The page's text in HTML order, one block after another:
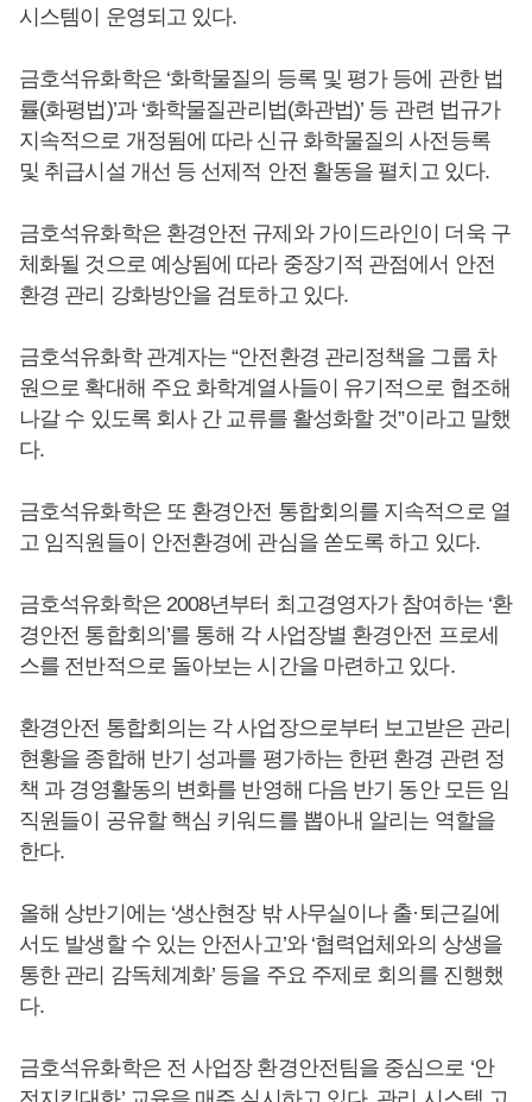
시스템이 운영되고 있다.
금호석유화학은 ‘화학물질의 등록 및 평가 등에 관한 법
률(화평법)’과 ‘화학물질관리법(화관법)’ 등 관련 법규가
지속적으로 개정됨에 따라 신규 화학물질의 사전등록
및 취급시설 개선 등 선제적 안전 활동을 펼치고 있다.
금호석유화학은 환경안전 규제와 가이드라인이 더욱 구
체화될 것으로 예상됨에 따라 중장기적 관점에서 안전
환경 관리 강화방안을 검토하고 있다.
금호석유화학 관계자는 “안전환경 관리정책을 그룹 차
원으로 확대해 주요 화학계열사들이 유기적으로 협조해
나갈 수 있도록 회사 간 교류를 활성화할 것”이라고 말했
다.
금호석유화학은 또 환경안전 통합회의를 지속적으로 열
고 임직원들이 안전환경에 관심을 쏟도록 하고 있다.
금호석유화학은 2008년부터 최고경영자가 참여하는 ‘환
경안전 통합회의’를 통해 각 사업장별 환경안전 프로세
스를 전반적으로 돌아보는 시간을 마련하고 있다.
환경안전 통합회의는 각 사업장으로부터 보고받은 관리
현황을 종합해 반기 성과를 평가하는 한편 환경 관련 정
책 과 경영활동의 변화를 반영해 다음 반기 동안 모든 임
직원들이 공유할 핵심 키워드를 뽑아내 알리는 역할을
한다.
올해 상반기에는 ‘생산현장 밖 사무실이나 출·퇴근길에
서도 발생할 수 있는 안전사고’와 ‘협력업체와의 상생을
통한 관리 감독체계화’ 등을 주요 주제로 회의를 진행했
다.
금호석유화학은 전 사업장 환경안전팀을 중심으로 ‘안